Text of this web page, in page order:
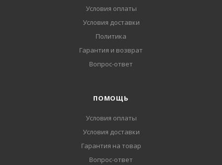
Условия оплаты
Условия доставки
Политика
Гарантия и возврат
Вопрос-ответ
ПОМОЩЬ
Условия оплаты
Условия доставки
Гарантия на товар
Вопрос-ответ